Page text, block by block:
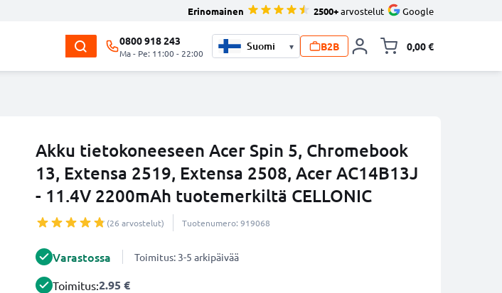
Erinomainen 2500+arvostelut Google
0800 918 243
Ma - Pe: 11:00 - 22:00
▾ B2B 0,00 €
Akku tietokoneeseen Acer Spin 5, Chromebook
13, Extensa 2519, Extensa 2508, Acer AC14B13J
- 11.4V 2200mAh tuotemerkiltä CELLONIC
(26 arvostelut) Tuotenumero: 919068
Varastossa Toimitus: 3-5 arkipäivää
Toimitus:2.95 €